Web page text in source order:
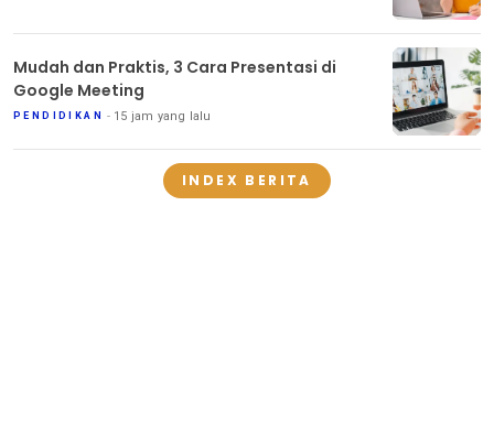
Mudah dan Praktis, 3 Cara Presentasi di
Google Meeting
PENDIDIKAN 15 jam yang lalu
INDEX BERITA